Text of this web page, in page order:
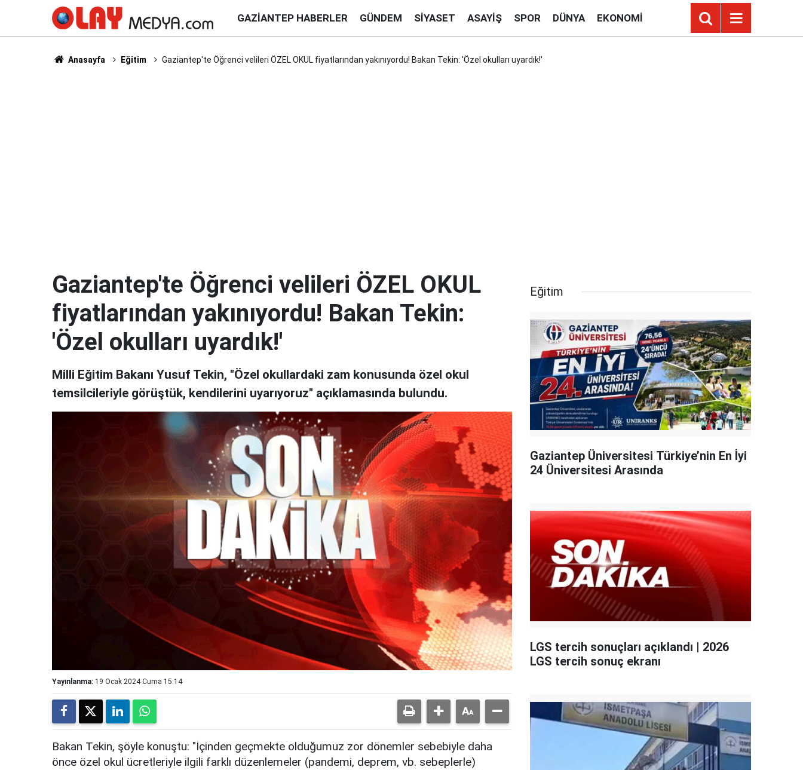
GAZIANTEP HABERLER GÜNDEM SIYASET ASAYIŞ SPOR DÜNYA EKONOMI
Anasayfa Eğitim Gaziantep'te Öğrenci velileri ÖZEL OKUL fiyatlarından yakınıyordu! Bakan Tekin: 'Özel okulları uyardık!'
Gaziantep'te Öğrenci velileri ÖZEL OKUL
fiyatlarından yakınıyordu! Bakan Tekin:
'Özel okulları uyardık!'
Milli Eğitim Bakanı Yusuf Tekin, "Özel okullardaki zam konusunda özel okul
temsilcileriyle görüştük, kendilerini uyarıyoruz" açıklamasında bulundu.
Yayınlanma: 19 Ocak 2024 Cuma 15:14
Bakan Tekin, şöyle konuştu: "İçinden geçmekte olduğumuz zor dönemler sebebiyle daha
önce özel okul ücretleriyle ilgili farklı düzenlemeler (pandemi, deprem, vb. sebeplerle)
Eğitim
Gaziantep Üniversitesi Türkiye’nin En İyi
24 Üniversitesi Arasında
LGS tercih sonuçları açıklandı | 2026
LGS tercih sonuç ekranı